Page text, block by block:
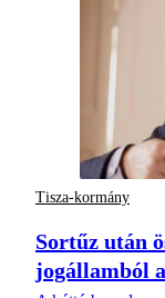
Tisza-kormány
Sortűz után
jogállamból